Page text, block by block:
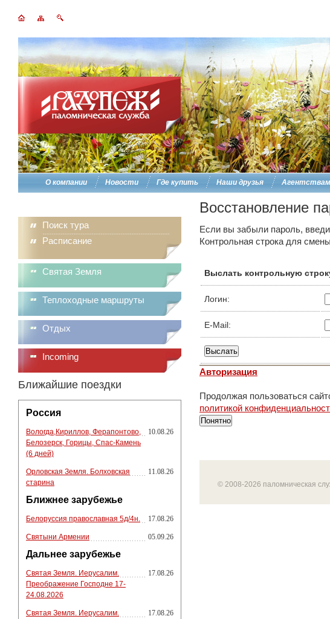
О компании Новости Где купить Наши друзья Агентствам
Поиск тура
Расписание
Святая Земля
Теплоходные маршруты
Отдых
Incoming
Ближайшие поездки
Россия
Вологда,Кириллов, Ферапонтово,
Белозерск, Горицы, Спас-Камень
(6 дней)
10.08.26
Орловская Земля. Болховская
старина
11.08.26
Ближнее зарубежье
Белоруссия православная 5д/4н. 17.08.26
Святыни Армении 05.09.26
Дальнее зарубежье
Святая Земля. Иерусалим.
Преображение Господне 17-
24.08.2026
17.08.26
Святая Земля. Иерусалим.
17.08.26
Восстановление
Если вы забыли пароль,
Контрольная строка для
Выслать контрольную
Логин:
E-Mail:
Авторизация
Продолжая пользоваться
политикой
Понятно
© 2008-2026 паломническая